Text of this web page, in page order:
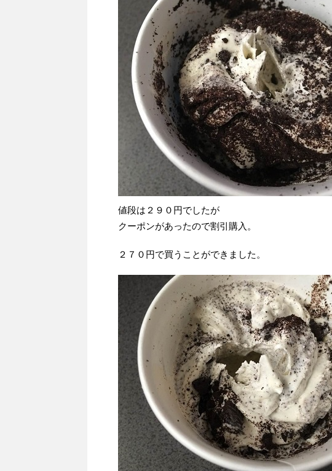
値段は２９０円でしたが
クーポンがあったので割引購入。
２７０円で買うことができました。